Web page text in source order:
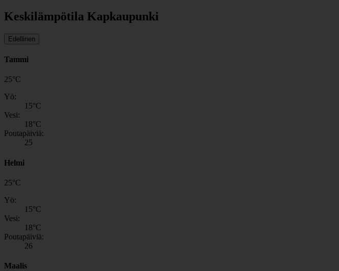
Keskilämpötila Kapkaupunki
Edellinen
Tammi
25°C
Yö:
15°C
Vesi:
18°C
Poutapäiviä:
25
Helmi
25°C
Yö:
15°C
Vesi:
18°C
Poutapäiviä:
26
Maalis